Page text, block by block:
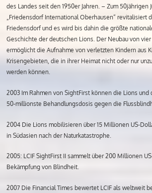
des Landes seit den 1950er Jahren. – Zum 50jährigen
„Friedensdorf International Oberhausen“ revitalisiert
Friedensdorf und es wird bis dahin die größte
Geschichte der deutschen Lions. Der Neubau von
ermöglicht die Aufnahme von verletzten Kindern aus
Krisengebieten, die in ihrer Heimat nicht oder nur
werden können.
2003 Im Rahmen von SightFirst können die Lions und
50-millionste Behandlungsdosis gegen die
2004 Die Lions mobilisieren über 15 Millionen US-
in Südasien nach der Naturkatastrophe.
2005: LCIF SightFirst II sammelt über 200 Millionen
Bekämpfung von Blindheit.
2007 Die Financial Times bewertet LCIF als weltweit